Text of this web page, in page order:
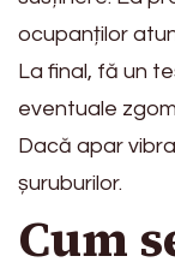
ocupanților
La final, fă un
eventuale
Dacă apar
șuruburilor.
Cum